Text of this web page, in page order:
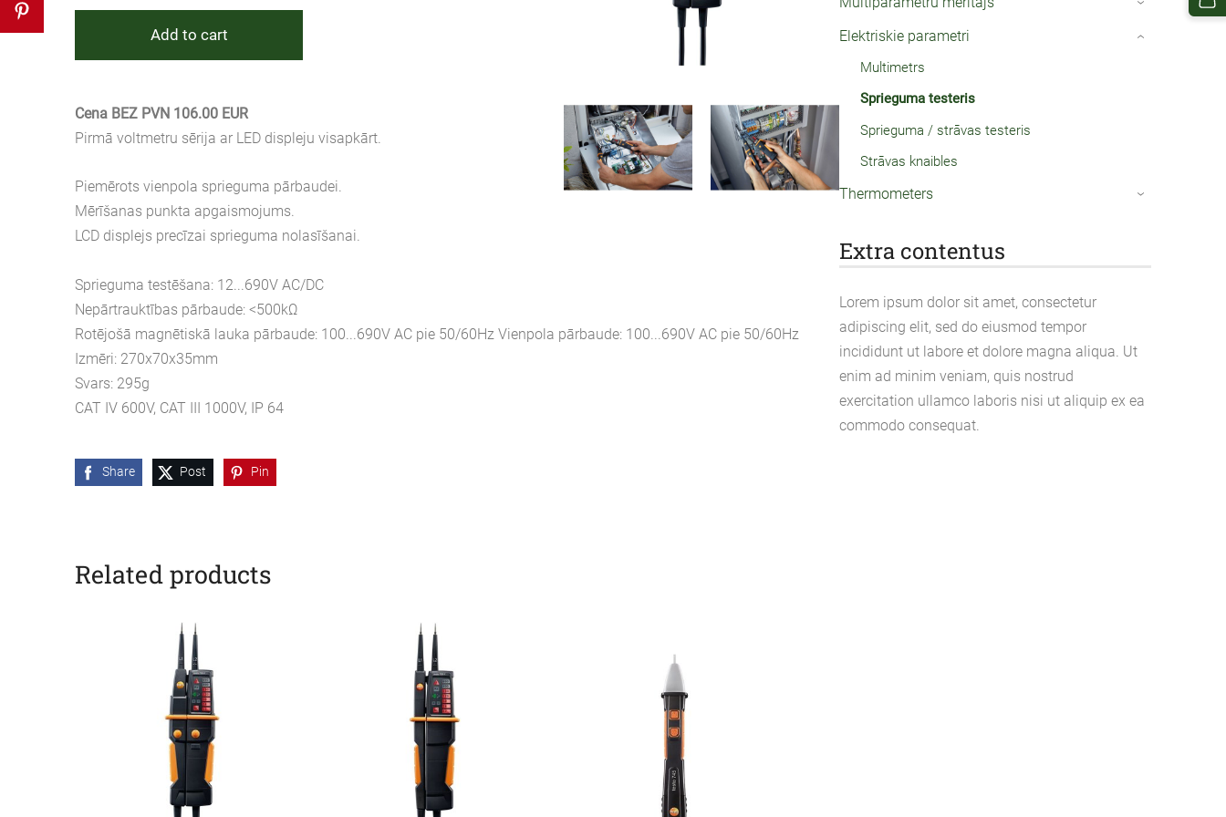
›
Elektriskie parametri
Multimetrs
Sprieguma testeris
Sprieguma / strāvas testeris
Strāvas knaibles
›
Thermometers ›
Extra contentus
Lorem ipsum dolor sit amet, consectetur
adipiscing elit, sed do eiusmod tempor
incididunt ut labore et dolore magna aliqua. Ut
enim ad minim veniam, quis nostrud
exercitation ullamco laboris nisi ut aliquip ex ea
commodo consequat.
Add to cart
Cena BEZ PVN 106.00 EUR
Pirmā voltmetru sērija ar LED displeju visapkārt.
Piemērots vienpola sprieguma pārbaudei.
Mērīšanas punkta apgaismojums.
LCD displejs precīzai sprieguma nolasīšanai.
Sprieguma testēšana: 12...690V AC/DC
Nepārtrauktības pārbaude: <500kΩ
Rotējošā magnētiskā lauka pārbaude: 100...690V AC pie 50/60Hz Vienpola pārbaude: 100...690V AC pie 50/60Hz
Izmēri: 270x70x35mm
Svars: 295g
CAT IV 600V, CAT III 1000V, IP 64
Share Post Pin
Related products